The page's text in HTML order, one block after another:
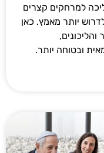
למרחקים קצרים
יותר מאמץ. כאן
והליכונים,
ובטוחה יותר.